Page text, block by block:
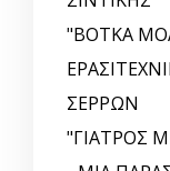
"ΒΟΤΚΑ
ΣΕΡΡΩΝ
"ΓΙΑΤΡΟΣ